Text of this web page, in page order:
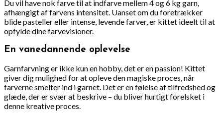
Du vil have nok farve til at indfarve mellem 4 og 6 kg garn,
afhængigt af farvens intensitet. Uanset om du foretrækker
blide pasteller eller intense, levende farver, er kittet ideelt til at
opfylde dine farvevisioner.
En vanedannende oplevelse
Garnfarvning er ikke kun en hobby, det er en passion! Kittet
giver dig mulighed for at opleve den magiske proces, når
farverne smelter ind i garnet. Det er en følelse af tilfredshed og
glæde, der er svær at beskrive – du bliver hurtigt forelsket i
denne kreative proces.